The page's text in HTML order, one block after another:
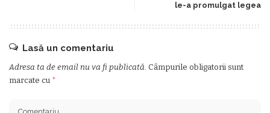
le-a promulgat legea
Lasă un comentariu
Adresa ta de email nu va fi publicată. Câmpurile obligatorii sunt
marcate cu *